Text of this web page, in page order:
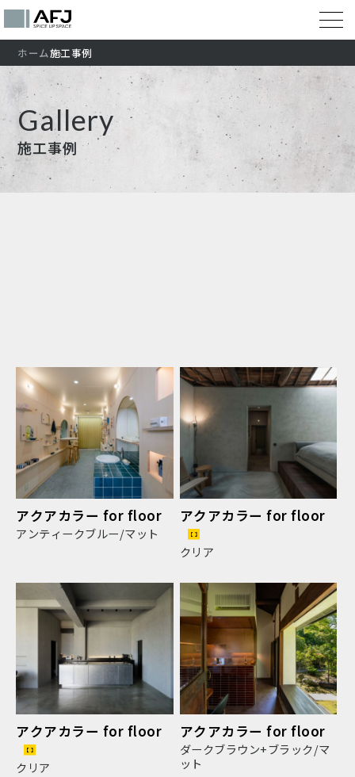
ホーム施工事例
Gallery
施工事例
アクアカラー for floor
アンティークブルー/マット
アクアカラー for floor
クリア
アクアカラー for floor
クリア
アクアカラー for floor
ダークブラウン+ブラック/マ
ット